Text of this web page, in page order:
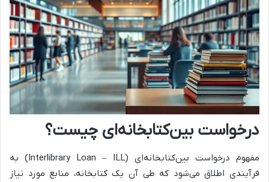
درخواست بین‌کتابخانه‌ای چیست؟
مفهوم درخواست بین‌کتابخانه‌ای (Interlibrary Loan – ILL) به
فرآیندی اطلاق می‌شود که طی آن یک کتابخانه، منابع مورد نیاز